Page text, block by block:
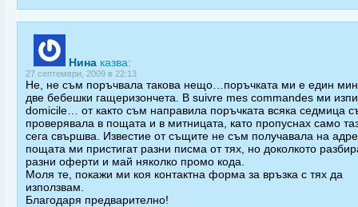
Нина казва:
27 септември, 2009 в 22:13
Не, не съм поръчвала такова нещо…поръчката ми е един
две бебешки гащеризончета. В suivre mes commandes ми
domicile… от както съм направила поръчката всяка седмица
проверявала в пощата и в митницата, като пропуснах само
сега свършва. Известие от същите не съм получавала на
пощата ми пристигат разни писма от тях, но доколкото
разни оферти и май няколко промо кода.
Моля те, покажи ми коя контактна форма за връзка с тях да
използвам.
Благодаря предварително!